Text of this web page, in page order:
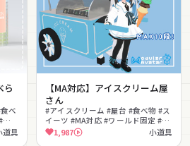
ら
べ
プ
道具
【MA対応】アイスクリーム屋
さん
#アイスクリーム #屋台 #食べ物 #ス
イーツ #MA対応 #ワールド固定 #ピ
ックアップ #かわいい #撮影向け #
おもしろ
1,987 小道具